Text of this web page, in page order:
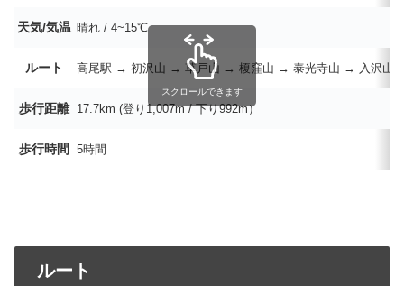
天気/気温 晴れ / 4~15℃
ルート 高尾駅 → 初沢山 → 草戸山 → 榎窪山 → 泰光寺山 → 入沢
歩行距離 17.7km (登り1,007m / 下り992m）
歩行時間 5時間
スクロールできます
ルート